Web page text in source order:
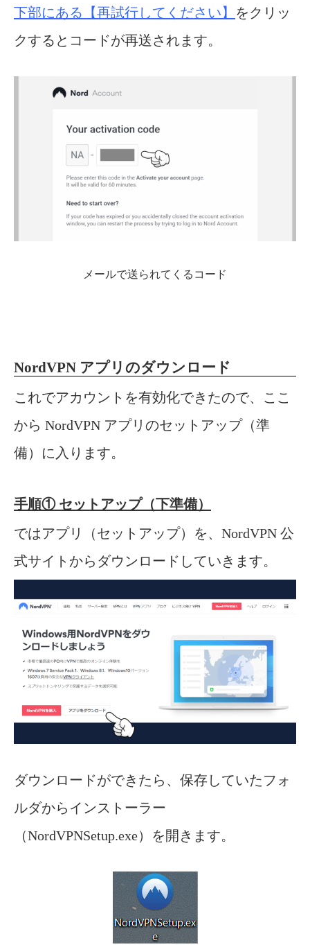
下部にある 【再試行してください】 をクリッ
クするとコードが再送されます。
メールで送られてくるコード
NordVPN アプリのダウンロード
これでアカウントを有効化できたので、ここ
から NordVPN アプリのセットアップ（準
備）に入ります。
手順① セットアップ（下準備）
ではアプリ（セットアップ）を、NordVPN 公
式サイトからダウンロードしていきます。
ダウンロードができたら、保存していたフォ
ルダからインストーラー
（NordVPNSetup.exe）を開きます。